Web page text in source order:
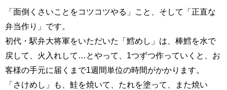
「面倒くさいことをコツコツやる」こと、そして「正直な
弁当作り」です。
初代・駅弁大将軍をいただいた「鱈めし」は、棒鱈を水で
戻して、火入れして…とやって、1つずつ作っていくと、お
客様の手元に届くまで1週間単位の時間がかかります。
「さけめし」も、鮭を焼いて、たれを塗って、また焼い